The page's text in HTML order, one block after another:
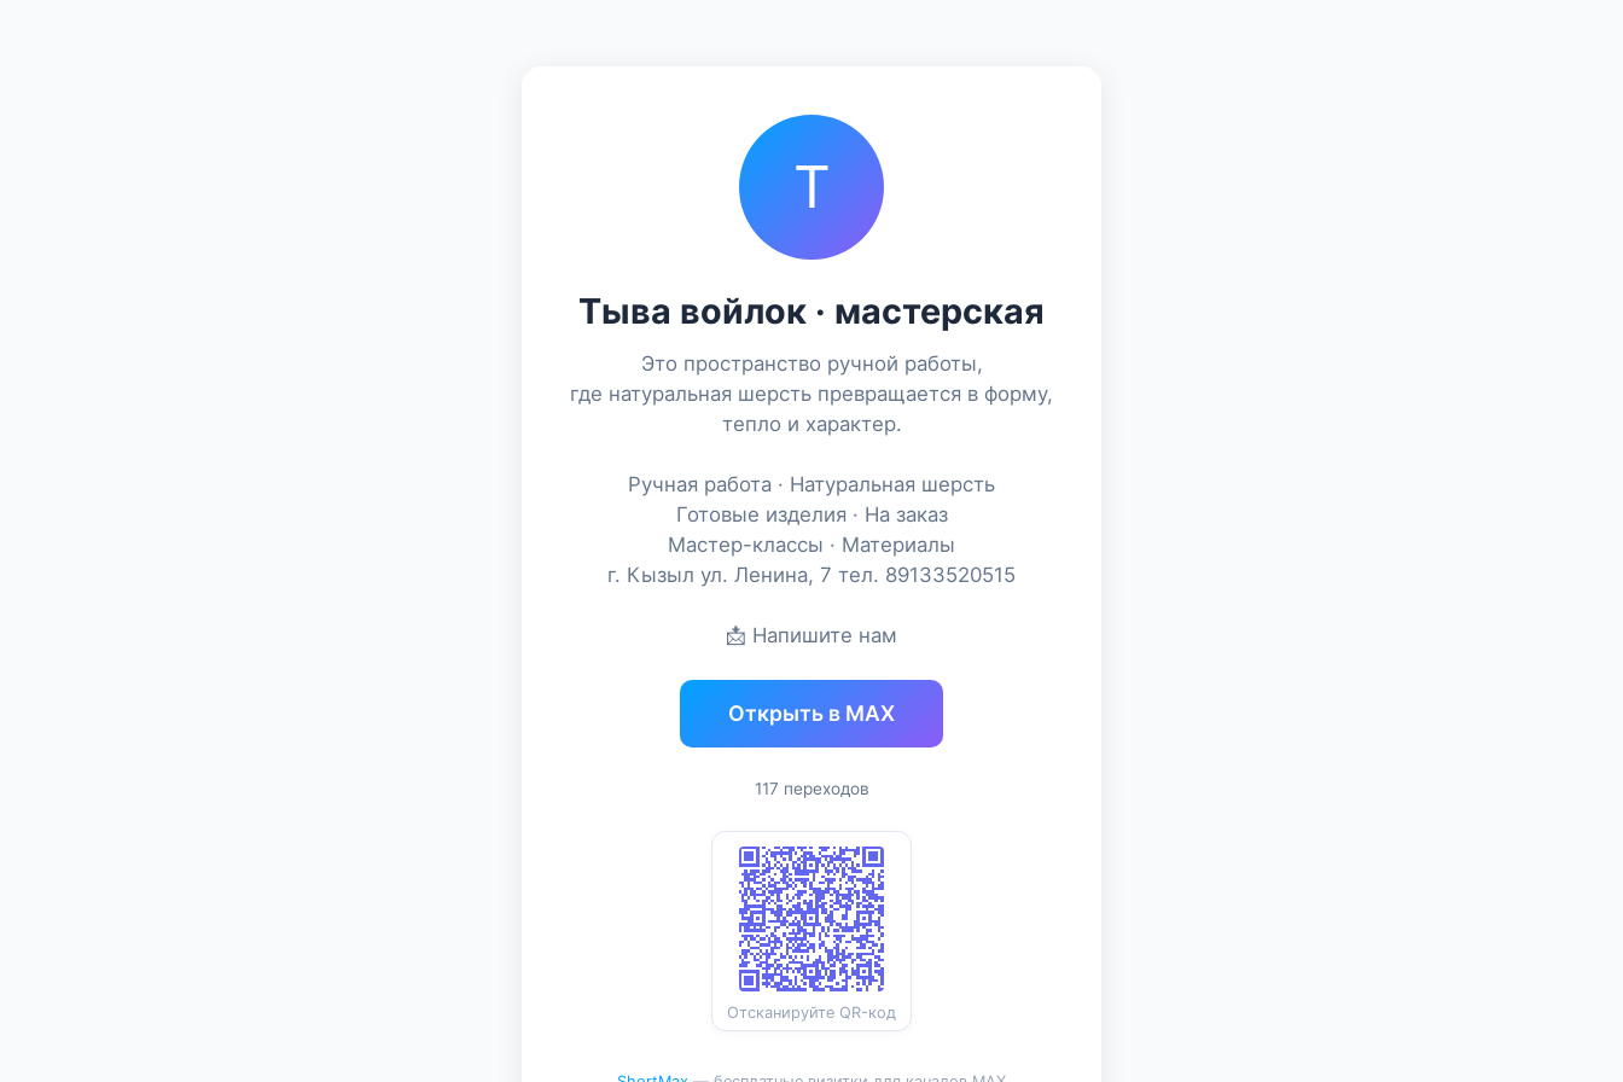
Т
Тыва войлок · мастерская
Это пространство ручной работы,
где натуральная шерсть превращается в форму,
тепло и характер.
Ручная работа · Натуральная шерсть
Готовые изделия · На заказ
Мастер-классы · Материалы
г. Кызыл ул. Ленина, 7 тел. 89133520515
📩 Напишите нам
Открыть в MAX
117 переходов
Отсканируйте QR-код